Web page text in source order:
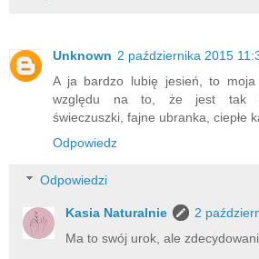
Unknown 2 października 2015
A ja bardzo lubię jesień, to
względu na to, że jest tak
świeczuszki, fajne ubranka, ciepłe
Odpowiedz
Odpowiedzi
Kasia Naturalnie
2
Ma to swój urok, ale